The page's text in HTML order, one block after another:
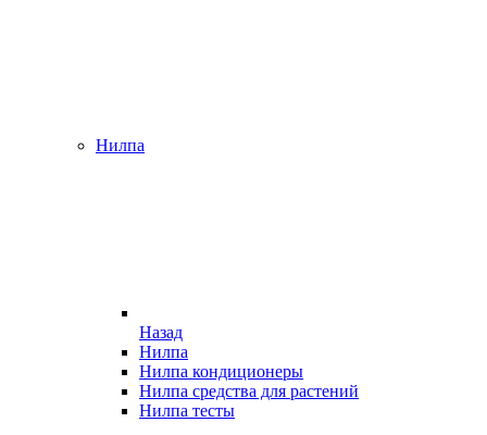
Нилпа
Назад
Нилпа
Нилпа кондиционеры
Нилпа средства для растений
Нилпа тесты